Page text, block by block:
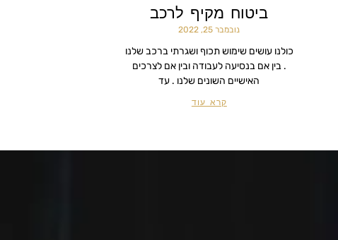
ביטוח מקיף לרכב
נובמבר 25, 2022
כולנו עושים שימוש תכוף ושגרתי ברכב שלנו
. בין אם בנסיעה לעבודה ובין אם לצרכים
האישיים השונים שלנו . עד
קרא עוד